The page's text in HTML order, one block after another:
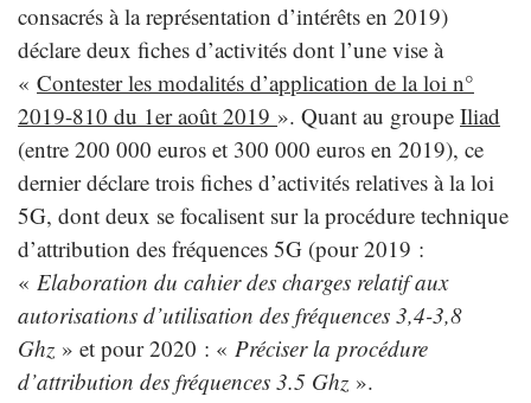
consacrés à la représentation d’intérêts en 2019)
déclare deux fiches d’activités dont l’une vise à
« Contester les modalités d’application de la loi n°
2019-810 du 1er août 2019 ». Quant au groupe Iliad
(entre 200 000 euros et 300 000 euros en 2019), ce
dernier déclare trois fiches d’activités relatives à la loi
5G, dont deux se focalisent sur la procédure technique
d’attribution des fréquences 5G (pour 2019 :
« Elaboration du cahier des charges relatif aux
autorisations d’utilisation des fréquences 3,4-3,8
Ghz » et pour 2020 : « Préciser la procédure
d’attribution des fréquences 3.5 Ghz ».